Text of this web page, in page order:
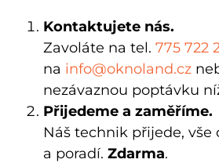
Kontaktujete nás.
Zavoláte na tel. 775 722
na info@oknoland.cz
nezávaznou poptávku
Přijedeme a zaměříme.
Náš technik přijede, vše
a poradí. Zdarma.